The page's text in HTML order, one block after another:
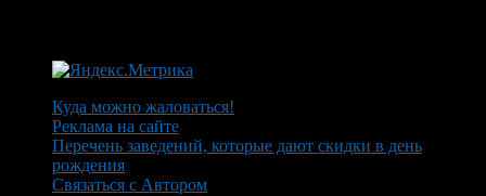
Куда можно жаловаться!
Реклама на сайте
Перечень заведений, которые дают скидки в день
рождения
Связаться с Автором